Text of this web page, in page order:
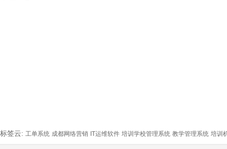
标签云: 工单系统 成都网络营销 IT运维软件 培训学校管理系统 教学管理系统 培训